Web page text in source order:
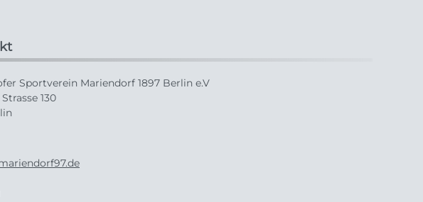
Sportverein Mariendorf 1897 Berlin e.V
130